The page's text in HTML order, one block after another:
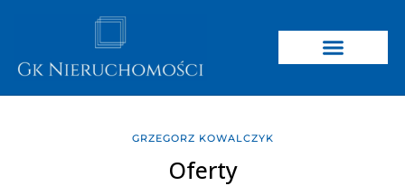
GRZEGORZ KOWALCZYK
Oferty